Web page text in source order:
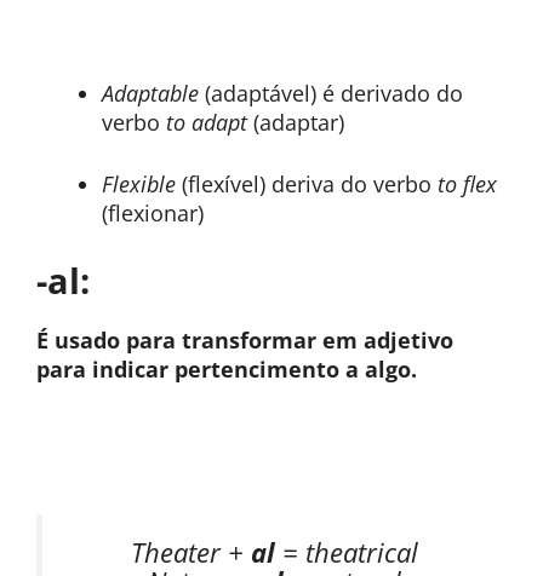
Adaptable (adaptável) é derivado do
verbo to adapt(adaptar)
Flexible (flexível) deriva do verbo to flex
(flexionar)
-al:
É usado para transformar em adjetivo
para indicar pertencimento a algo.
Theater + al = theatrical